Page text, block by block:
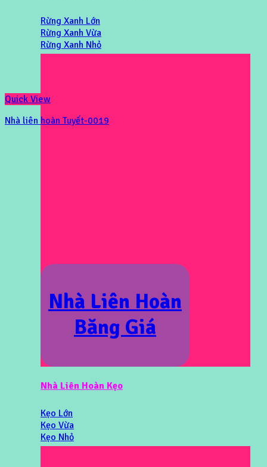
Rừng Xanh Lớn
Rừng Xanh Vừa
Rừng Xanh Nhỏ
Nhà Liên Hoàn
Băng Giá
Nhà Liên Hoàn Kẹo
Kẹo Lớn
Kẹo Vừa
Kẹo Nhỏ
Quick View
Nhà liên hoàn Tuyết-0019